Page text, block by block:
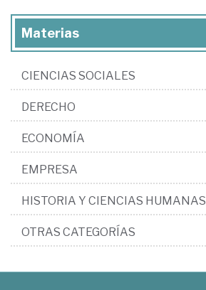
Materias
CIENCIAS SOCIALES
DERECHO
ECONOMÍA
EMPRESA
HISTORIA Y CIENCIAS HUMANAS
OTRAS CATEGORÍAS